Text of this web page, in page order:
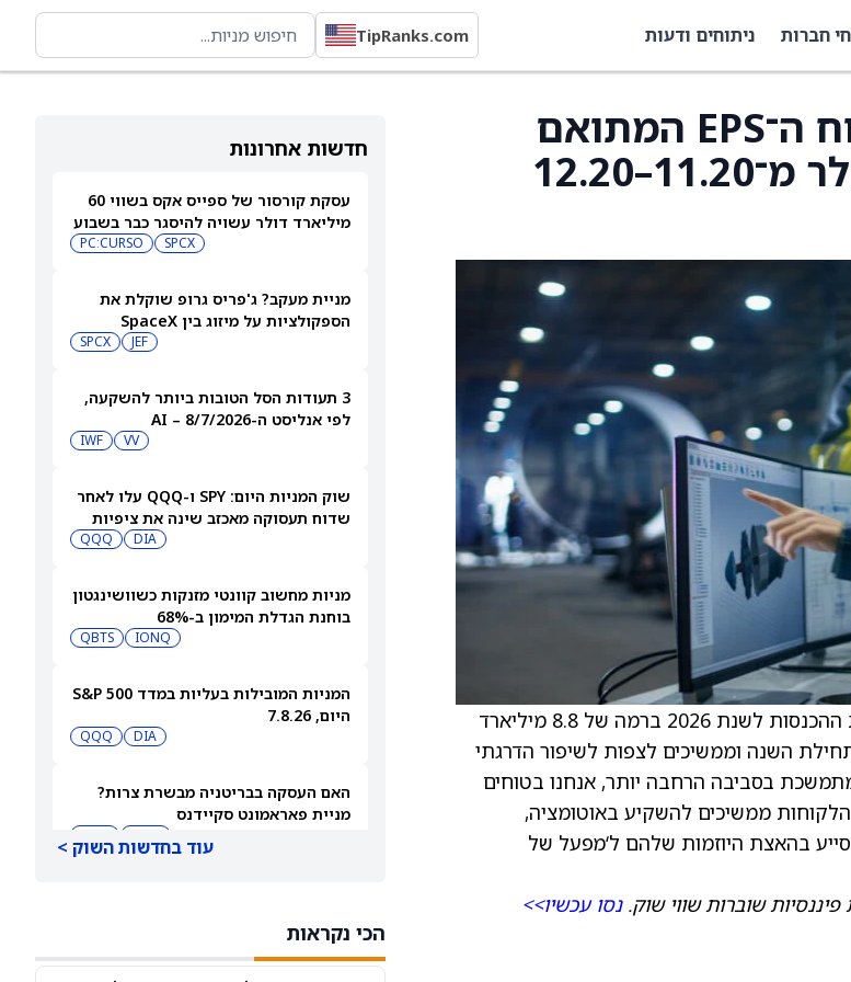
חברות ניתוחים ודעות TipRanks.com
חדשות אחרונות
עסקת קורסור של ספייס אקס בשווי 60
מיליארד דולר עשויה להיסגר כבר בשבוע
SPCX
PC:CURSO
מניית מעקב? ג'פריס גרופ שוקלת את
הספקולציות על מיזוג בין SpaceX
JEF
SPCX
3 תעודות הסל הטובות ביותר להשקעה,
לפי אנליסט ה-AI – 8/7/2026
VV
IWF
שוק המניות היום: SPY ו-QQQ עלו לאחר
שדוח תעסוקה מאכזב שינה את ציפיות
DIA
QQQ
מניות מחשוב קוונטי מזנקות כשוושינגטון
בוחנת הגדלת המימון ב-68%
IONQ
QBTS
המניות המובילות בעליות במדד S&P 500
היום, 7.8.26
DIA
QQQ
האם העסקה בבריטניה מבשרת צרות?
מניית פאראמונט סקיידנס
שנים
עוד בחדשות השוק >
הכי נקראות
רוקוול מצמצמת את תחזית רווח ה־EPS המתואם
לשנת 2026 ל־11.40–12.20 דולר מ־11.20–12.20
ציפיית הקונצנזוס היא ל־12.02 דולר. החברה מאשרת את תחזית ההכנסות לשנת 2026 ברמה של 8.8 מיליארד
“אנחנו מרוצים מתחילת השנה וממשיכים לצפות לשיפור הדרגתי
בסביבה הרחבה יותר, אנחנו בטוחים
ממשיכים להשקיע באוטומציה,
בהאצת היוזמות שלהם ל‘מפעל של
שוברות שווי שוק.נסו עכשיו>>